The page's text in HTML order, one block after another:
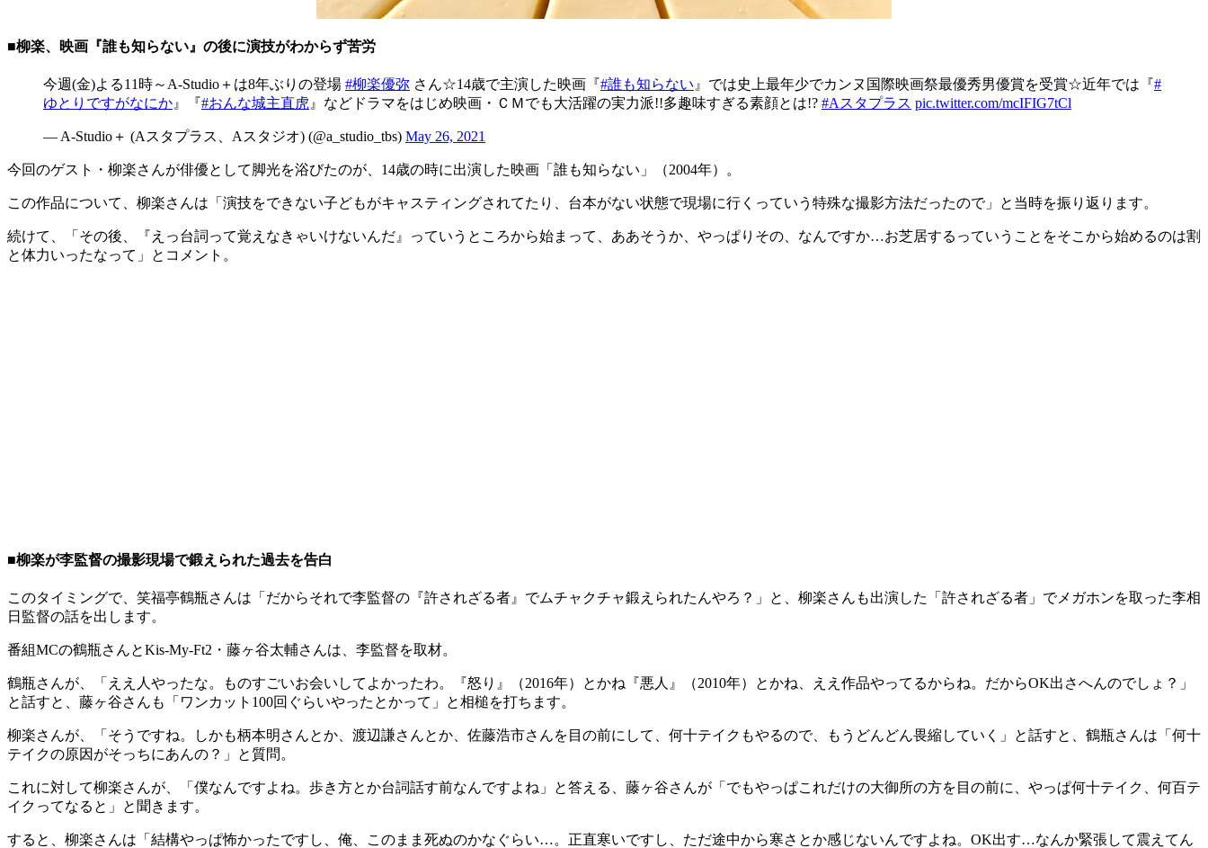
■柳楽、映画『誰も知らない』の後に演技がわからず苦労
今週(金)よる11時～A-Studio＋は8年ぶりの登場 #柳楽優弥 さん☆14歳で主演した映画『#誰も知らない 』では史上最年少でカンヌ国際映画祭最優秀男優賞を受賞☆近年では『#
ゆとりですがなにか 』『#おんな城主直虎 』などドラマをはじめ映画・ＣＭでも大活躍の実力派!!多趣味すぎる素顔とは!? #Aスタプラス pic.twitter.com/mcIFIG7tCl
— A-Studio＋ (Aスタプラス、Aスタジオ) (@a_studio_tbs) May 26, 2021
今回のゲスト・柳楽さんが俳優として脚光を浴びたのが、14歳の時に出演した映画「誰も知らない」（2004年）。
この作品について、柳楽さんは「演技をできない子どもがキャスティングされてたり、台本がない状態で現場に行くっていう特殊な撮影方法だったので」と当時を振り返ります。
続けて、「その後、『えっ台詞って覚えなきゃいけないんだ』っていうところから始まって、ああそうか、やっぱりその、なんですか…お芝居するっていうことをそこから始めるのは割
と体力いったなって」とコメント。
■柳楽が李監督の撮影現場で鍛えられた過去を告白
このタイミングで、笑福亭鶴瓶さんは「だからそれで李監督の『許されざる者』でムチャクチャ鍛えられたんやろ？」と、柳楽さんも出演した「許されざる者」でメガホンを取った李相
日監督の話を出します。
番組MCの鶴瓶さんとKis-My-Ft2・藤ヶ谷太輔さんは、李監督を取材。
鶴瓶さんが、「ええ人やったな。ものすごいお会いしてよかったわ。『怒り』（2016年）とかね『悪人』（2010年）とかね、ええ作品やってるからね。だからOK出さへんのでしょ？」
と話すと、藤ヶ谷さんも「ワンカット100回ぐらいやったとかって」と相槌を打ちます。
柳楽さんが、「そうですね。しかも柄本明さんとか、渡辺謙さんとか、佐藤浩市さんを目の前にして、何十テイクもやるので、もうどんどん畏縮していく」と話すと、鶴瓶さんは「何十
テイクの原因がそっちにあんの？」と質問。
これに対して柳楽さんが、「僕なんですよね。歩き方とか台詞話す前なんですよね」と答える、藤ヶ谷さんが「でもやっぱこれだけの大御所の方を目の前に、やっぱ何十テイク、何百テ
イクってなると」と聞きます。
すると、柳楽さんは「結構やっぱ怖かったですし、俺、このまま死ぬのかなぐらい…。正直寒いですし、ただ途中から寒さとか感じないんですよね。OK出す…なんか緊張して震えてん